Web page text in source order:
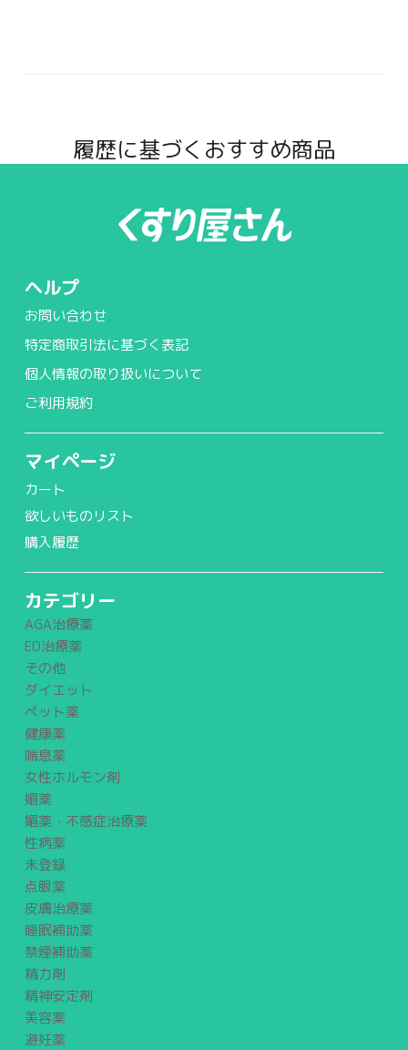
履歴に基づくおすすめ商品
ヘルプ
お問い合わせ
特定商取引法に基づく表記
個人情報の取り扱いについて
ご利用規約
マイページ
カート
欲しいものリスト
購入履歴
カテゴリー
AGA治療薬
ED治療薬
その他
ダイエット
ペット薬
健康薬
喘息薬
女性ホルモン剤
媚薬
媚薬・不感症治療薬
性病薬
未登録
点眼薬
皮膚治療薬
睡眠補助薬
禁煙補助薬
精力剤
精神安定剤
美容薬
避妊薬